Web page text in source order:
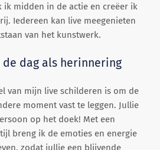
ik midden in de actie en creëer ik
Iedereen kan live meegenieten
van het kunstwerk.
de dag als herinnering
van mijn live schilderen is om de
moment vast te leggen. Jullie
op het doek! Met een
breng ik de emoties en energie
zodat jullie een blijvende